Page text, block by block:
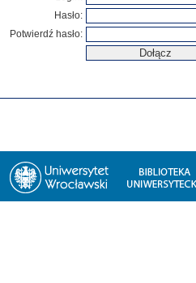
Hasło:
Potwierdź hasło: